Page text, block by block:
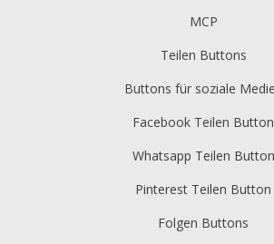
MCP
Teilen Buttons
Buttons für soziale
Facebook Teilen Button
Whatsapp Teilen Button
Pinterest Teilen Button
Folgen Buttons